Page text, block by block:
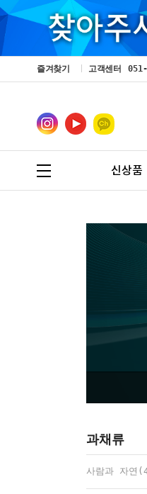
즐겨찾기 고객센터
신상품
과채류
사람과 자연